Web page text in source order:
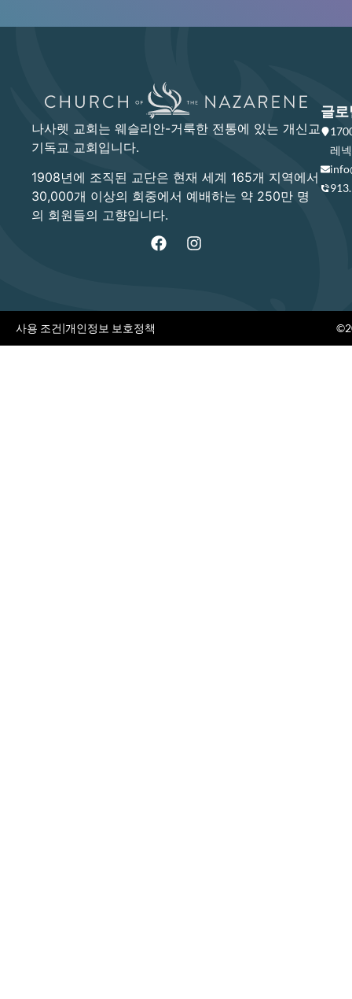
나사렛 교회는 웨슬리안-거룩한 전통에 있는 개신교
기독교 교회입니다.
1908년에 조직된 교단은 현재 세계 165개 지역에서
30,000개 이상의 회중에서 예배하는 약 250만 명
의 회원들의 고향입니다.
글로
레
사용 조건|개인정보 보호정책